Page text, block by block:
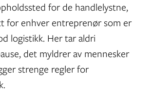
for de handlelystne,
for enhver entreprenør som er
logistikk. Her tar aldri
det myldrer av mennesker
strenge regler for